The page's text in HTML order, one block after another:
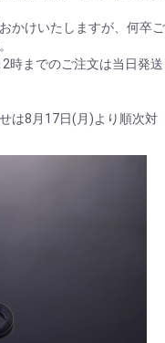
かけいたしますが、何卒ご
時までのご注文は当日発送
は8月17日(月)より順次対